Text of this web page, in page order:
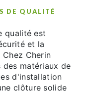
DE QUALITÉ
qualité est
et la
Cherin
des matériaux de
d'installation
clôture solide